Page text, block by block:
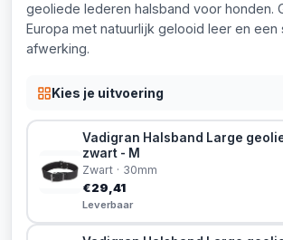
geoliede lederen halsband voor honden.
Europa met natuurlijk gelooid leer en een
afwerking.
Kies je uitvoering
Vadigran Halsband Large
zwart - M
Zwart · 30mm
€29,41
Leverbaar